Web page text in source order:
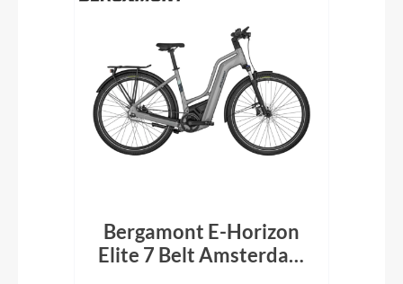
Bergamont E-Horizon
Elite 7 Belt Amsterdam